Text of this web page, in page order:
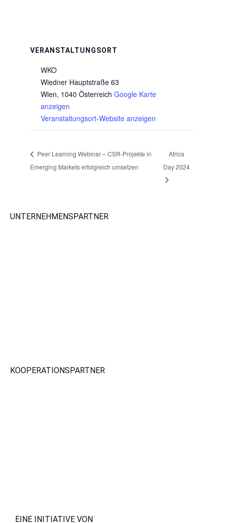
VERANSTALTUNGSORT
WKO
Wiedner Hauptstraße 63
Wien, 1040 Österreich Google Karte
anzeigen
Veranstaltungsort-Website anzeigen
Peer Learning Webinar – CSR-Projekte in
Emerging Markets erfolgreich umsetzen
Africa
Day 2024
UNTERNEHMENSPARTNER
KOOPERATIONSPARTNER
EINE INITIATIVE VON